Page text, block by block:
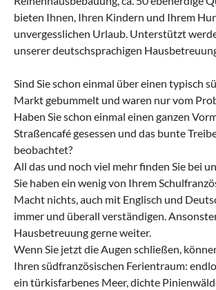
bieten Ihnen, Ihren Kindern und Ihrem
unvergesslichen Urlaub. Unterstützt
unserer deutschsprachigen
Sind Sie schon einmal über einen typisch
Markt gebummelt und waren nur vom
Haben Sie schon einmal einen ganzen
Straßencafé gesessen und das bunte
beobachtet?
All das und noch viel mehr finden Sie bei
Sie haben ein wenig von Ihrem
Macht nichts, auch mit Englisch und
immer und überall verständigen.
Hausbetreuung gerne weiter.
Wenn Sie jetzt die Augen schließen,
Ihren südfranzösischen Ferientraum:
ein türkisfarbenes Meer, dichte